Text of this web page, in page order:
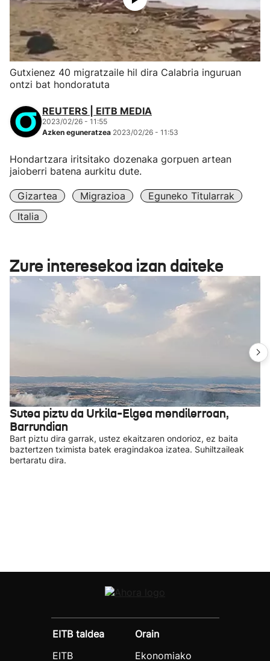
Gutxienez 40 migratzaile hil dira Calabria inguruan
ontzi bat hondoratuta
REUTERS | EITB MEDIA
2023/02/26 - 11:55
Azken eguneratzea 2023/02/26 - 11:53
Hondartzara iritsitako dozenaka gorpuen artean
jaioberri batena aurkitu dute.
Gizartea Migrazioa
Eguneko Titularrak
Italia
Zure interesekoa izan daiteke
Sutea piztu da Urkila-Elgea mendilerroan,
Barrundian
Bart piztu dira garrak, ustez ekaitzaren ondorioz, ez baita
baztertzen tximista batek eragindakoa izatea. Suhiltzaileak
bertaratu dira.
EITB taldea
EITB
Orain
Ekonomiako